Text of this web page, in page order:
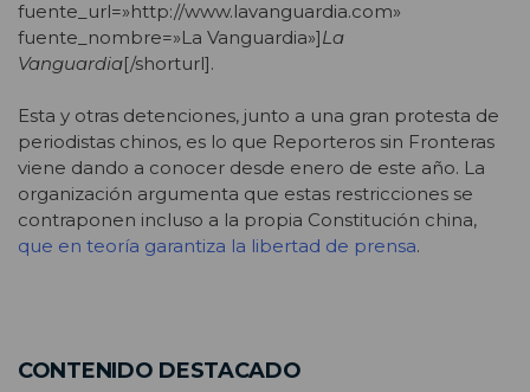
fuente_url=»http://www.lavanguardia.com»
fuente_nombre=»La Vanguardia»]La
Vanguardia[/shorturl].
Esta y otras detenciones, junto a una gran protesta de
periodistas chinos, es lo que Reporteros sin Fronteras
viene dando a conocer desde enero de este año. La
organización argumenta que estas restricciones se
contraponen incluso a la propia Constitución china,
que en teoría garantiza la libertad de prensa.
CONTENIDO DESTACADO